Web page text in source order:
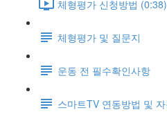
체형평가 신청방법 (0:38)
체형평가 및 질문지
운동 전 필수확인사항
스마트TV 연동방법 및